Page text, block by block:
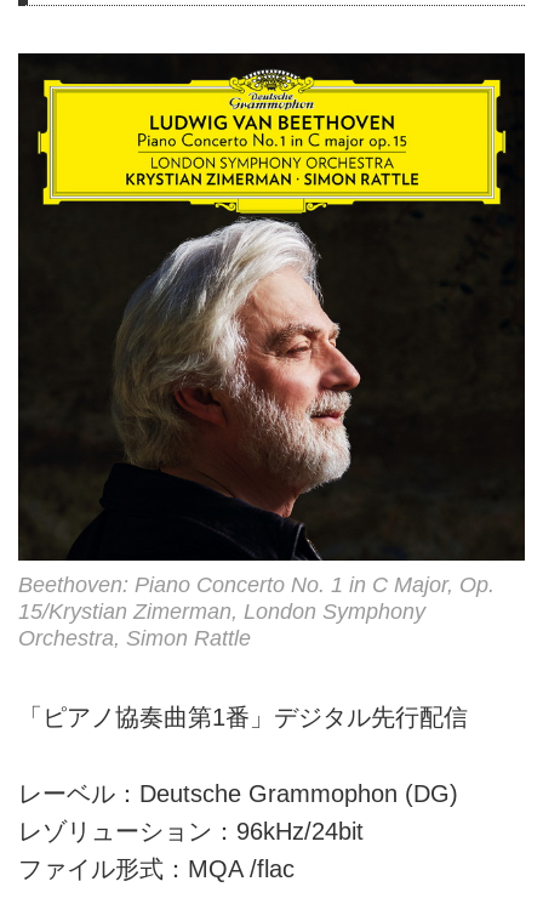
Beethoven: Piano Concerto No. 1 in C Major, Op.
15/Krystian Zimerman, London Symphony
Orchestra, Simon Rattle
「ピアノ協奏曲第1番」デジタル先行配信
レーベル：Deutsche Grammophon (DG)
レゾリューション：96kHz/24bit
ファイル形式：MQA /flac